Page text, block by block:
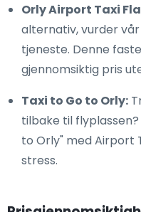
Orly Airport Taxi
alternativ, vurder
tjeneste. Denne
gjennomsiktig pris
Taxi to Go to Orly:
tilbake til
to Orly" med Airport
stress.